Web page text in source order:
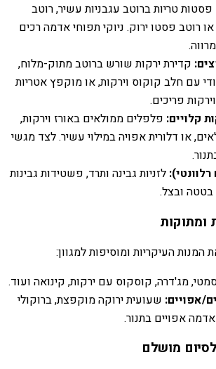
פסטות טריות ברוטב עגבניות עשיר, רוטב
רוטב פסטו ירוק. ניוקי תפוחי אדמה רכים
קדירת ירקות שורש ברוטב מתוק-מלוח,
עם חלב קוקוס וירקות, או מוקפץ אטריות
פריכים.
קלויים: פלפלים ממולאים באורז וירקות,
או דלורית אפויה במילוי עשיר. לצד מגשי
לזניות גבינה ותרד, פשטידות גבינות
בטטה ובצל.
ומתוקות
העיקריות ומוסיפות למגוון:
מג'דרה, קוסקוס עם ירקות, קינואה ועוד.
אפויים: שעועית ירוקה מוקפצת, ברוקולי
אפויים בתנור.
מושלם